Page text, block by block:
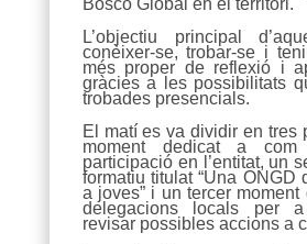
Bosco Global en el territori.
L’objectiu principal
conèixer-se, trobar-se i
més proper de reflexió i
gràcies a les possibilitats
trobades presencials.
El matí es va dividir en tres
moment dedicat a
participació en l’entitat, un
formatiu titulat “Una ONGD
a joves” i un tercer
delegacions locals per
revisar possibles accions a